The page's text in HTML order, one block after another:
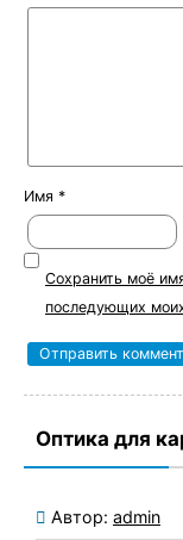
Имя *
Сохранить моё
последующих
Оптика для
Автор: admin